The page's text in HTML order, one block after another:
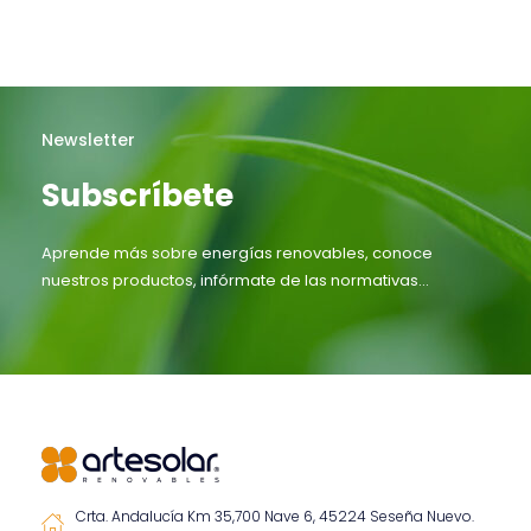
Newsletter
Subscríbete
Aprende más sobre energías renovables, conoce
nuestros productos, infórmate de las normativas...
Crta. Andalucía Km 35,700 Nave 6, 45224 Seseña Nuevo.